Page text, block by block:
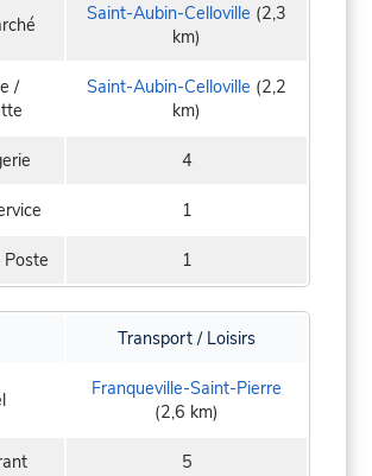
Saint-Aubin-Celloville (2,3
km)
/
Saint-Aubin-Celloville (2,2
km)
4
1
1
Transport / Loisirs
Franqueville-Saint-Pierre
(2,6 km)
5